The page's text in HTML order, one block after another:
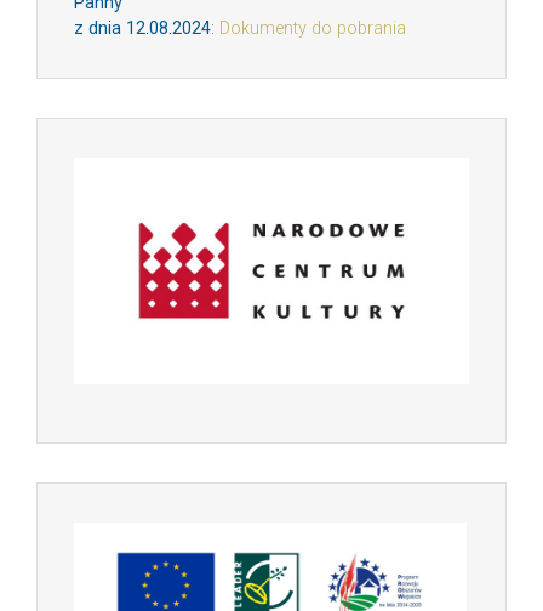
z dnia 12.08.2024: Dokumenty do pobrania